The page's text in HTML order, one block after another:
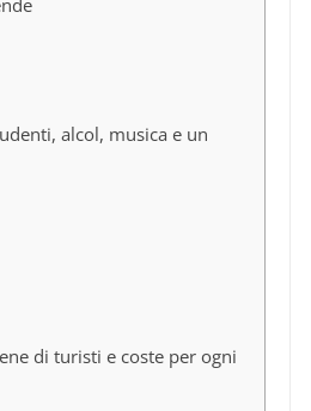
alcol, musica e un
di turisti e coste per ogni